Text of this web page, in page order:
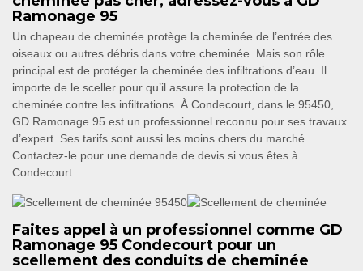
Ramonage 95
Un chapeau de cheminée protège la cheminée de l’entrée des
oiseaux ou autres débris dans votre cheminée. Mais son rôle
principal est de protéger la cheminée des infiltrations d’eau. Il
importe de le sceller pour qu’il assure la protection de la
cheminée contre les infiltrations. À Condecourt, dans le 95450,
GD Ramonage 95 est un professionnel reconnu pour ses travaux
d’expert. Ses tarifs sont aussi les moins chers du marché.
Contactez-le pour une demande de devis si vous êtes à
Condecourt.
Faites appel à un professionnel comme GD
Ramonage 95 Condecourt pour un
scellement des conduits de cheminée